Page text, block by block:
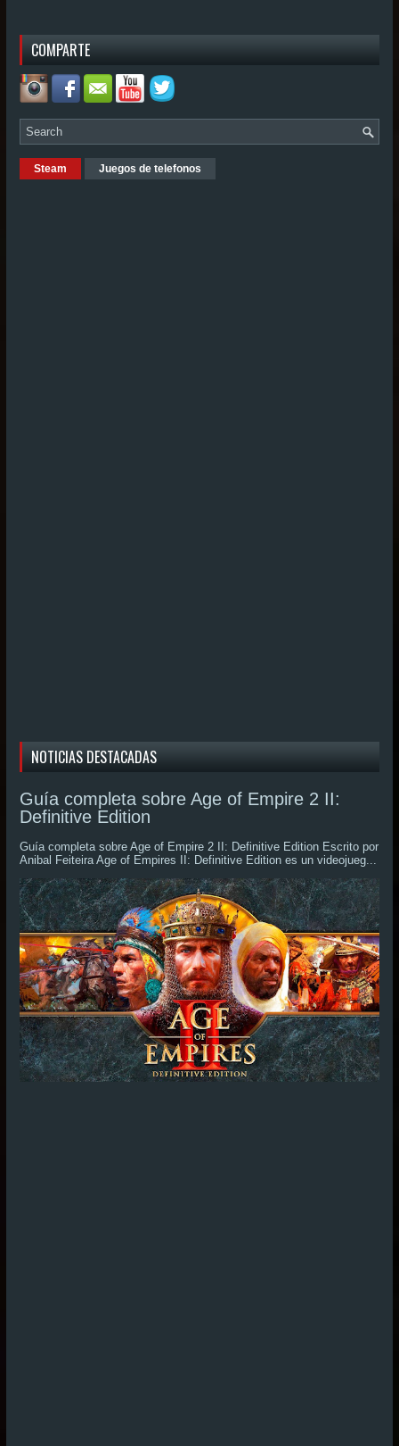
COMPARTE
Steam Juegos de telefonos
NOTICIAS DESTACADAS
Guía completa sobre Age of Empire 2 II:
Definitive Edition
Guía completa sobre Age of Empire 2 II: Definitive Edition Escrito por
Anibal Feiteira Age of Empires II: Definitive Edition es un videojueg...